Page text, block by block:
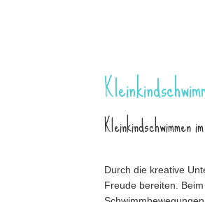
Kleinkindschwimmen
Durch die kreative
Freude bereiten.